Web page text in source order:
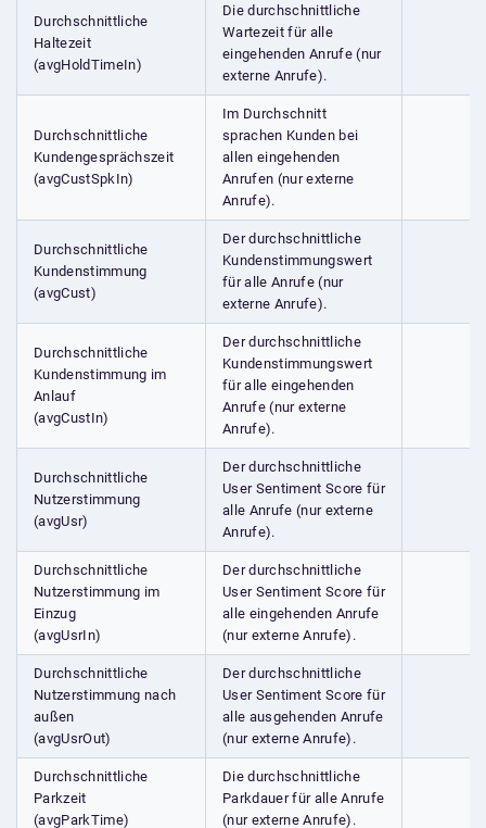
Durchschnittliche
Haltezeit
(avgHoldTimeIn)
Die durchschnittliche
Wartezeit für alle
eingehenden Anrufe (nur
externe Anrufe).
Durchschnittliche
Kundengesprächszeit
(avgCustSpkIn)
Im Durchschnitt
sprachen Kunden bei
allen eingehenden
Anrufen (nur externe
Anrufe).
Durchschnittliche
Kundenstimmung
(avgCust)
Der durchschnittliche
Kundenstimmungswert
für alle Anrufe (nur
externe Anrufe).
Durchschnittliche
Kundenstimmung im
Anlauf
(avgCustIn)
Der durchschnittliche
Kundenstimmungswert
für alle eingehenden
Anrufe (nur externe
Anrufe).
Durchschnittliche
Nutzerstimmung
(avgUsr)
Der durchschnittliche
User Sentiment Score für
alle Anrufe (nur externe
Anrufe).
Durchschnittliche
Nutzerstimmung im
Einzug
(avgUsrIn)
Der durchschnittliche
User Sentiment Score für
alle eingehenden Anrufe
(nur externe Anrufe).
Durchschnittliche
Nutzerstimmung nach
außen
(avgUsrOut)
Der durchschnittliche
User Sentiment Score für
alle ausgehenden Anrufe
(nur externe Anrufe).
Durchschnittliche
Parkzeit
(avgParkTime)
Die durchschnittliche
Parkdauer für alle Anrufe
(nur externe Anrufe).